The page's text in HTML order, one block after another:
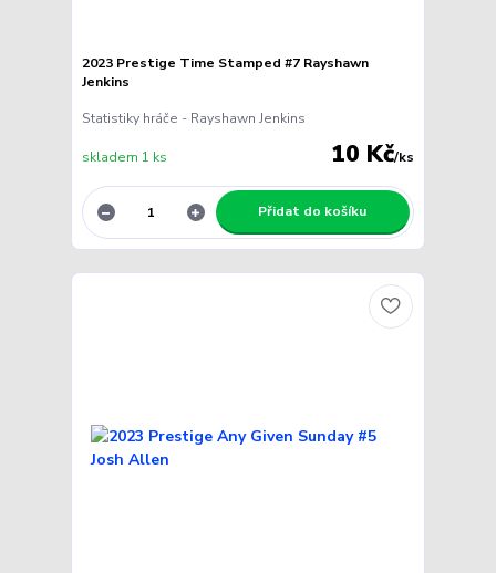
2023 Prestige Time Stamped #7 Rayshawn
Jenkins
Statistiky hráče - Rayshawn Jenkins
10 Kč/ks
skladem 1 ks
Přidat do košíku